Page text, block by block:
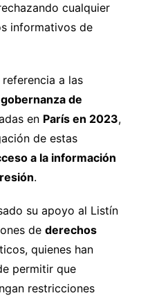
cualquier
informativos de
a las
de
en París en 2023,
de estas
a la información
.
su apoyo al Listín
de derechos
quienes han
permitir que
restricciones